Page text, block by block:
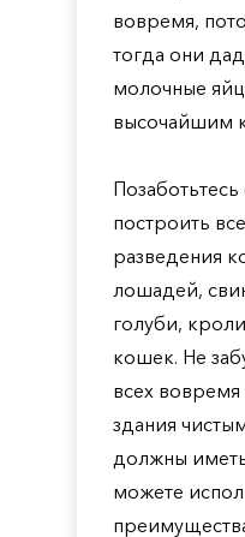
вовремя,
тогда они
молочные
высочайшим
построить
разведения
лошадей,
голуби,
кошек. Не
всех
здания
должны
можете